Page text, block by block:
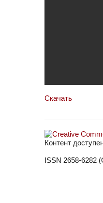
Скачать
Контент
ISSN 2658-6282